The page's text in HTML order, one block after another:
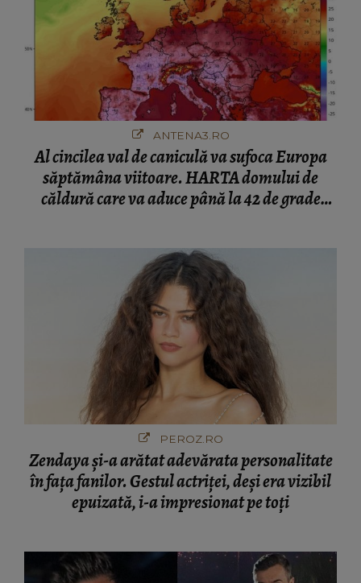
ANTENA3.RO
Al cincilea val de caniculă va sufoca Europa
săptămâna viitoare. HARTA domului de
căldură care va aduce până la 42 de grade
PEROZ.RO
Zendaya și-a arătat adevărata personalitate
în fața fanilor. Gestul actriței, deși era vizibil
epuizată, i-a impresionat pe toți